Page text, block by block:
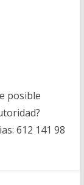
posible
612 141 98